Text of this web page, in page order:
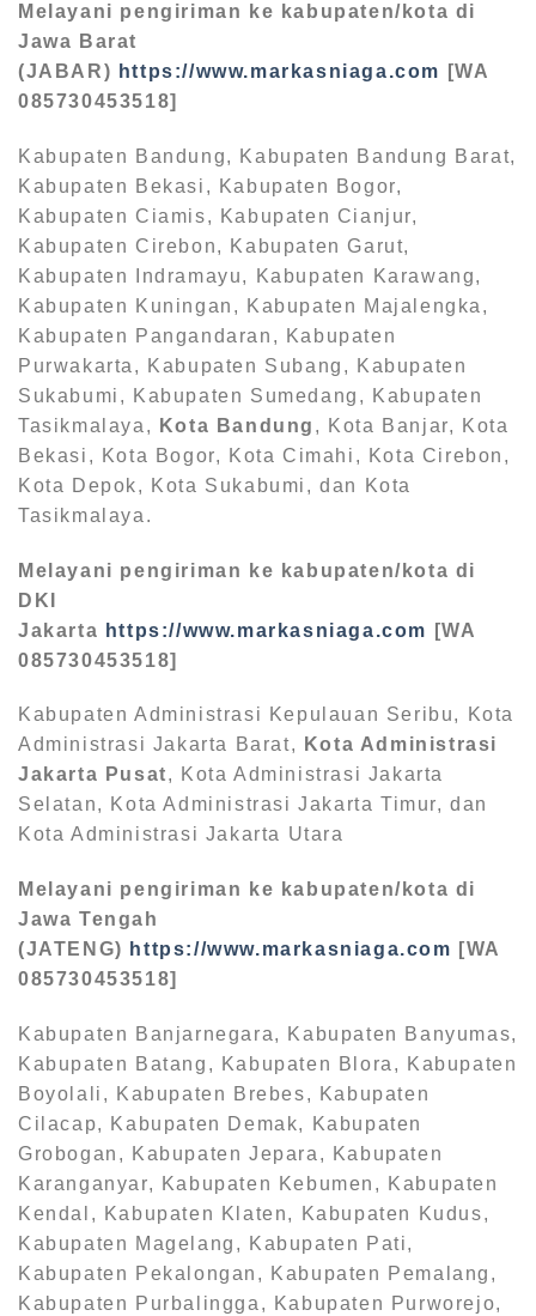
Melayani pengiriman ke kabupaten/kota di
Jawa Barat
(JABAR) https://www.markasniaga.com
[WA
085730453518]
Kabupaten Bandung, Kabupaten Bandung Barat,
Kabupaten Bekasi, Kabupaten Bogor,
Kabupaten Ciamis, Kabupaten Cianjur,
Kabupaten Cirebon, Kabupaten Garut,
Kabupaten Indramayu, Kabupaten Karawang,
Kabupaten Kuningan, Kabupaten Majalengka,
Kabupaten Pangandaran, Kabupaten
Purwakarta, Kabupaten Subang, Kabupaten
Sukabumi, Kabupaten Sumedang, Kabupaten
Tasikmalaya,
Kota Bandung , Kota Banjar, Kota
Bekasi, Kota Bogor, Kota Cimahi, Kota Cirebon,
Kota Depok, Kota Sukabumi, dan Kota
Tasikmalaya.
Melayani pengiriman ke kabupaten/kota di
DKI
Jakarta https://www.markasniaga.com
[WA
085730453518]
Kabupaten Administrasi Kepulauan Seribu, Kota
Administrasi Jakarta Barat,
Kota Administrasi
Jakarta Pusat, Kota Administrasi Jakarta
Selatan, Kota Administrasi Jakarta Timur, dan
Kota Administrasi Jakarta Utara
Melayani pengiriman ke kabupaten/kota di
Jawa Tengah
(JATENG) https://www.markasniaga.com [WA
085730453518]
Kabupaten Banjarnegara, Kabupaten Banyumas,
Kabupaten Batang, Kabupaten Blora, Kabupaten
Boyolali, Kabupaten Brebes, Kabupaten
Cilacap, Kabupaten Demak, Kabupaten
Grobogan, Kabupaten Jepara, Kabupaten
Karanganyar, Kabupaten Kebumen, Kabupaten
Kendal, Kabupaten Klaten, Kabupaten Kudus,
Kabupaten Magelang, Kabupaten Pati,
Kabupaten Pekalongan, Kabupaten Pemalang,
Kabupaten Purbalingga, Kabupaten Purworejo,